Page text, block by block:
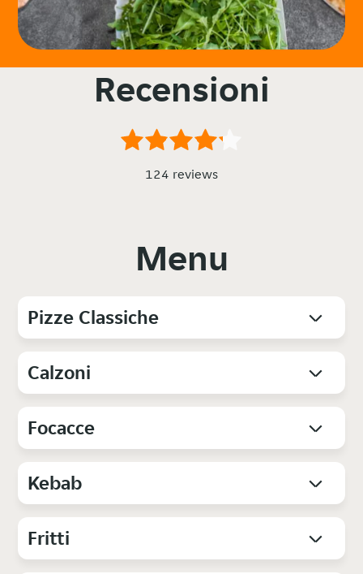
Recensioni
124 reviews
Menu
Pizze Classiche
Calzoni
Focacce
Kebab
Fritti